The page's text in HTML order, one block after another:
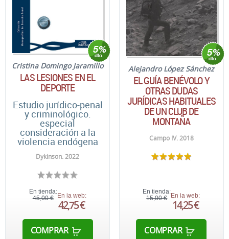
Cristina Domingo Jaramillo
LAS LESIONES EN EL
DEPORTE
Estudio jurídico-penal
y criminológico.
especial
consideración a la
violencia endógena
Dykinson. 2022
En tienda:
45,00 € En la web:
42,75 €
COMPRAR
Alejandro López Sánchez
EL GUÍA BENÉVOLO Y
OTRAS DUDAS
JURÍDICAS HABITUALES
DE UN CLUB DE
MONTAÑA
Campo IV. 2018
En tienda:
15,00 € En la web:
14,25 €
COMPRAR